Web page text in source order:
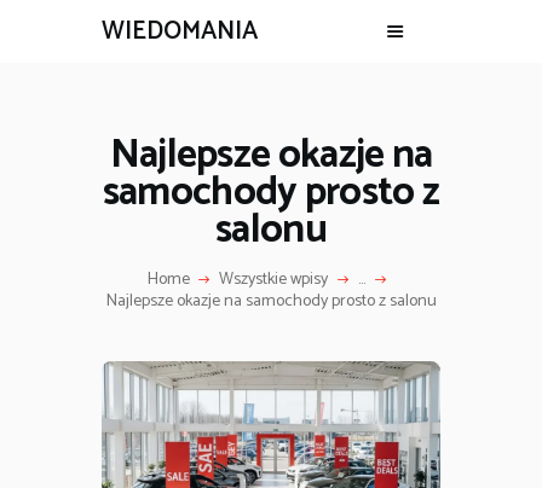
WIEDOMANIA
Najlepsze okazje na
samochody prosto z
salonu
Home Wszystkie wpisy ...
Najlepsze okazje na samochody prosto z salonu